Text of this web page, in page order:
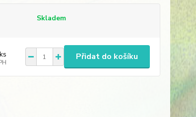
Skladem
Přidat do košíku